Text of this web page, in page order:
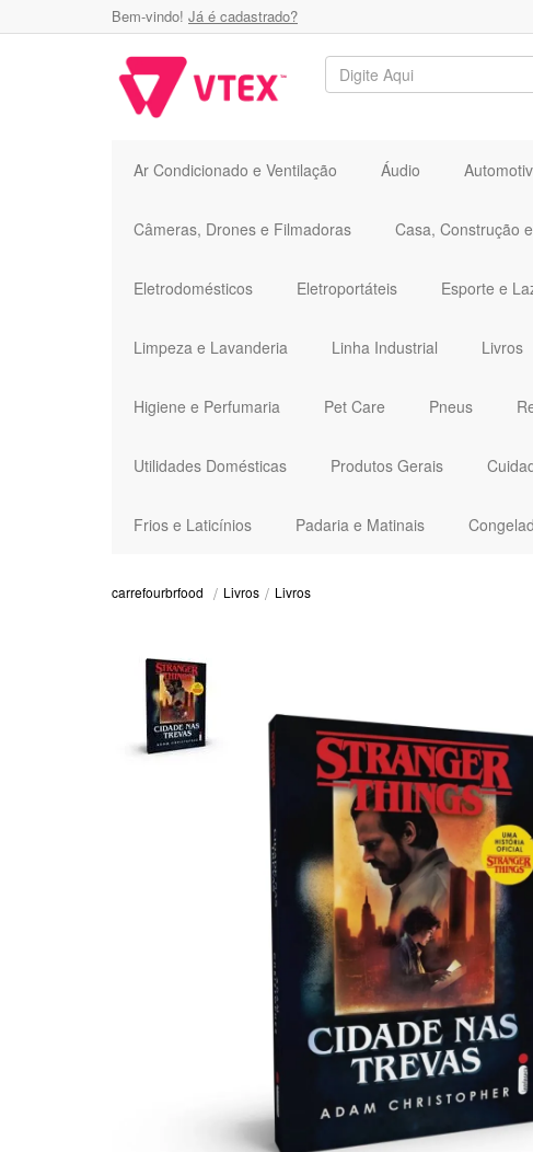
Bem-vindo! Já é cadastrado?
Ar Condicionado e Ventilação Áudio
Câmeras, Drones e Filmadoras Casa, Construção
Eletrodomésticos Eletroportáteis Esporte e
Limpeza e Lavanderia Linha Industrial Livros
Higiene e Perfumaria Pet Care Pneus
Utilidades Domésticas Produtos Gerais
Frios e Laticínios Padaria e Matinais
carrefourbrfood Livros Livros